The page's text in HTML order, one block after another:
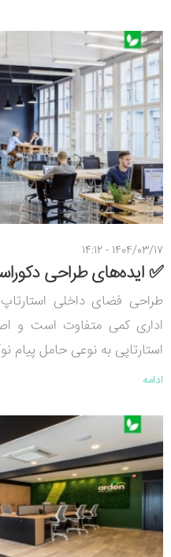
1404/03/17 - 14:12
✅ ایده‌های طراحی
طراحی فضای داخلی
اداری کمی متفاوت است و
استارتاپی به نوعی حامل پیام
ادامه